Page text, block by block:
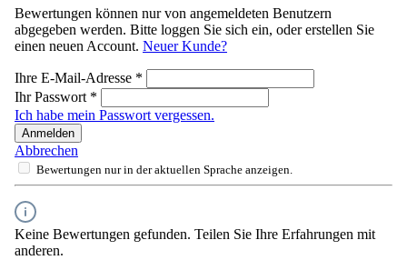
Bewertungen können nur von angemeldeten Benutzern
abgegeben werden. Bitte loggen Sie sich ein, oder erstellen Sie
einen neuen Account. Neuer Kunde?
Ihre E-Mail-Adresse *
Ihr Passwort *
Ich habe mein Passwort vergessen.
Anmelden
Abbrechen
Bewertungen nur in der aktuellen Sprache anzeigen.
Keine Bewertungen gefunden. Teilen Sie Ihre Erfahrungen mit
anderen.